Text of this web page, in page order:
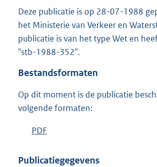
e
:
2
Deze publicatie is op 28-07-1988
het Ministerie van Verkeer en
publicatie is van het type Wet en
"stb-1988-352".
Bestandsformaten
Op dit moment is de publicatie
volgende formaten:
D
w
PDF
s
Publicatiegegevens